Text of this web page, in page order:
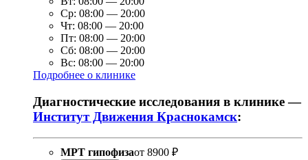
Ср: 08:00 — 20:00
Чт: 08:00 — 20:00
Пт: 08:00 — 20:00
Сб: 08:00 — 20:00
Вс: 08:00 — 20:00
Подробнее о клинике
Диагностические исследования в клинике —
Институт Движения Краснокамск:
МРТ гипофизаот 8900 ₽